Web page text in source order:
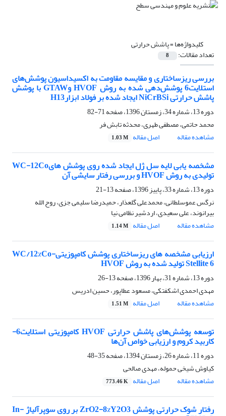
کلیدواژه‌ها =پاشش حرارتی
تعداد مقالات: 8
بررسی ریزساختاری و مقایسه مقاومت به اکسیداسیون پوشش‌های
استلایت6 پوشش‌دهی شده به روش HVOF وGTAW با پوشش
پاشش حرارتی NiCrBSi ایجاد شده بر فولاد ابزارH13
دوره 13، شماره 34، زمستان 1396، صفحه
71-82
محمد حاتمی، مصطفی طهری، محدثه تابش فر
مشاهده مقاله
اصل مقاله 1.03 M
مشخصه یابی لایه سل ژل ایجاد شده روی پوشش هایWC-12Co
تولیدی به روش HVOF و بررسی رفتار سایشی آن
دوره 13، شماره 33، پاییز 1396، صفحه
13-21
نرگس عموسلطانی، محمدعلی گلعذار، حمیدرضا سلیمی جزی، روح الله
بیرانوند، علی سعیدی، اردشیر نظامی نیا
مشاهده مقاله
اصل مقاله 1.14 M
ارزیابی مشخصه های ریزساختاری پوشش کامپوزیتیWC/12%Co-
Stellite 6 تولید شده به روش HVOF
دوره 13، شماره 31، بهار 1396، صفحه
13-26
مهدی احمدی اشکفتکی، مسعود عطاپور، حسین ادریس
مشاهده مقاله
اصل مقاله 1.51 M
توسعه پوشش‌های پاشش حرارتی HVOF کامپوزیتی استلایت6-
کاربید کروم و ارزیابی خواص آن‌ها
دوره 11، شماره 26، زمستان 1394، صفحه
35-48
کیاوش شیخی حموله، مهدی صالحی
مشاهده مقاله
اصل مقاله 773.46 K
رفتار شوک حرارتی پوشش ZrO2-8%Y2O3 بر روی سوپرآلیاژ In-